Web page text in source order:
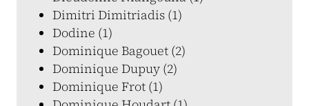
Dimitri Dimitriadis (1)
Dodine (1)
Dominique Bagouet (2)
Dominique Dupuy (2)
Dominique Frot (1)